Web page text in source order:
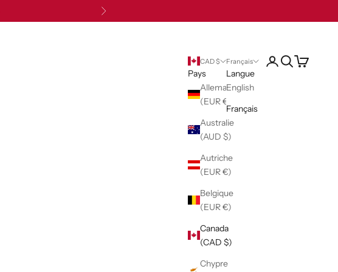
Suivant
CAD $
Pays
Allemagne
(EUR €)
Australie
(AUD $)
Autriche
(EUR €)
Belgique
(EUR €)
Canada
(CAD $)
Chypre
Français
Langue
English
Français
Ouvrir le compte
Ouvrir la
Voir le